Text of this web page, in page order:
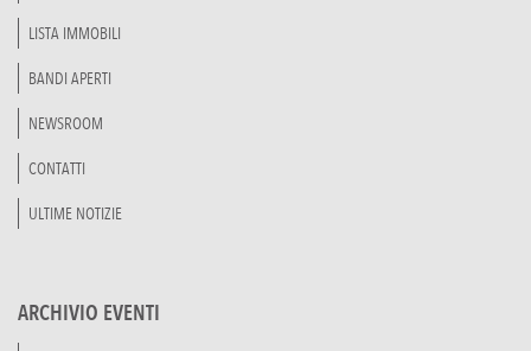
LISTA IMMOBILI
BANDI APERTI
NEWSROOM
CONTATTI
ULTIME NOTIZIE
ARCHIVIO EVENTI